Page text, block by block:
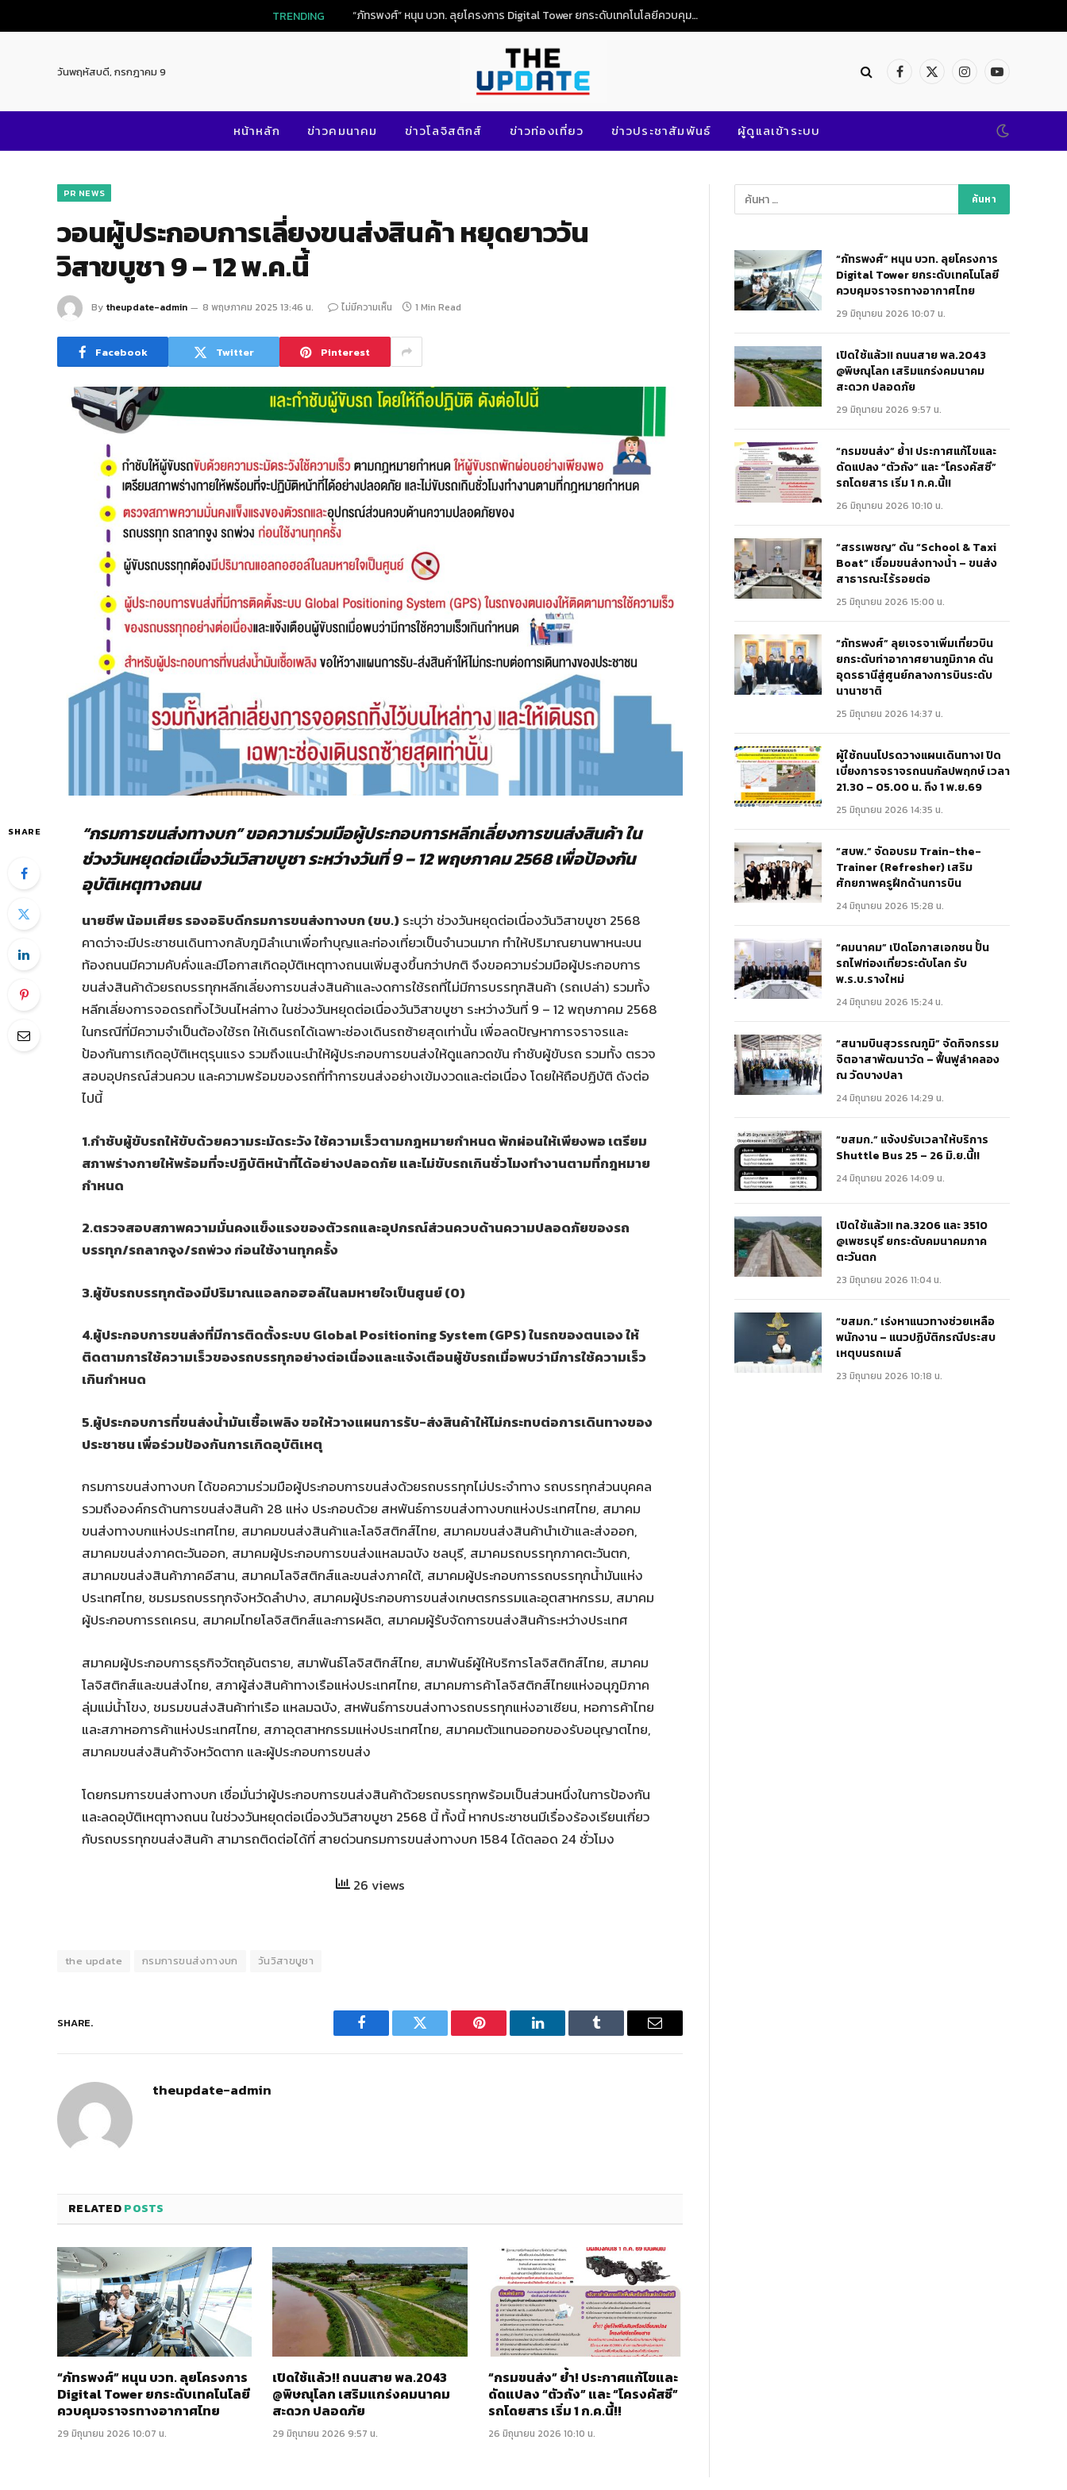
TRENDING “ภัทรพงศ์” หนุน บวท. ลุยโครงการ Digital Tower ยกระดับเทคโนโลยีควบคุมจราจรทางอากาศไทย
วันพฤหัสบดี, กรกฎาคม 9 Facebook
X
InstagramYouTube
หน้าหลัก ข่าวคมนาคม ข่าวโลจิสติกส์ ข่าวท่องเที่ยว ข่าวประชาสัมพันธ์ ผู้ดูแลเข้าระบบ
PR NEWS
วอนผู้ประกอบการเลี่ยงขนส่งสินค้า หยุดยาววัน
วิสาขบูชา 9 – 12 พ.ค.นี้
By theupdate-admin 8 พฤษภาคม 2025 13:46 น. ไม่มีความเห็น 1 Min Read
Facebook Twitter Pinterest
SHARE
“กรมการขนส่งทางบก” ขอความร่วมมือผู้ประกอบการหลีกเลี่ยงการขนส่งสินค้า ใน
ช่วงวันหยุดต่อเนื่องวันวิสาขบูชา ระหว่างวันที่ 9 – 12 พฤษภาคม 2568 เพื่อป้องกัน
อุบัติเหตุทางถนน
นายชีพ น้อมเศียร รองอธิบดีกรมการขนส่งทางบก(ขบ.) ระบุว่า ช่วงวันหยุดต่อเนื่องวันวิสาขบูชา 2568
คาดว่าจะมีประชาชนเดินทางกลับภูมิลำเนาเพื่อทำบุญและท่องเที่ยวเป็นจำนวนมาก ทำให้ปริมาณยานพาหนะบน
ท้องถนนมีความคับคั่งและมีโอกาสเกิดอุบัติเหตุทางถนนเพิ่มสูงขึ้นกว่าปกติ จึงขอความร่วมมือผู้ประกอบการ
ขนส่งสินค้าด้วยรถบรรทุกหลีกเลี่ยงการขนส่งสินค้าและงดการใช้รถที่ไม่มีการบรรทุกสินค้า (รถเปล่า) รวมทั้ง
หลีกเลี่ยงการจอดรถทิ้งไว้บนไหล่ทาง ในช่วงวันหยุดต่อเนื่องวันวิสาขบูชา ระหว่างวันที่ 9 – 12 พฤษภาคม 2568
ในกรณีที่มีความจำเป็นต้องใช้รถ ให้เดินรถได้เฉพาะช่องเดินรถซ้ายสุดเท่านั้น เพื่อลดปัญหาการจราจรและ
ป้องกันการเกิดอุบัติเหตุรุนแรง รวมถึงแนะนำให้ผู้ประกอบการขนส่งให้ดูแลกวดขัน กำชับผู้ขับรถ รวมทั้ง ตรวจ
สอบอุปกรณ์ส่วนควบ และความพร้อมของรถที่ทำการขนส่งอย่างเข้มงวดและต่อเนื่อง โดยให้ถือปฏิบัติ ดังต่อ
ไปนี้
1.กำชับผู้ขับรถให้ขับด้วยความระมัดระวัง ใช้ความเร็วตามกฎหมายกำหนด พักผ่อนให้เพียงพอ เตรียม
สภาพร่างกายให้พร้อมที่จะปฏิบัติหน้าที่ได้อย่างปลอดภัย และไม่ขับรถเกินชั่วโมงทำงานตามที่กฎหมาย
กำหนด
2.ตรวจสอบสภาพความมั่นคงแข็งแรงของตัวรถและอุปกรณ์ส่วนควบด้านความปลอดภัยของรถ
บรรทุก/รถลากจูง/รถพ่วง ก่อนใช้งานทุกครั้ง
3.ผู้ขับรถบรรทุกต้องมีปริมาณแอลกอฮอล์ในลมหายใจเป็นศูนย์ (0)
4.ผู้ประกอบการขนส่งที่มีการติดตั้งระบบ Global Positioning System (GPS) ในรถของตนเอง ให้
ติดตามการใช้ความเร็วของรถบรรทุกอย่างต่อเนื่องและแจ้งเตือนผู้ขับรถเมื่อพบว่ามีการใช้ความเร็ว
เกินกำหนด
5.ผู้ประกอบการที่ขนส่งน้ำมันเชื้อเพลิง ขอให้วางแผนการรับ-ส่งสินค้าให้ไม่กระทบต่อการเดินทางของ
ประชาชน เพื่อร่วมป้องกันการเกิดอุบัติเหตุ
กรมการขนส่งทางบก ได้ขอความร่วมมือผู้ประกอบการขนส่งด้วยรถบรรทุกไม่ประจำทาง รถบรรทุกส่วนบุคคล
รวมถึงองค์กรด้านการขนส่งสินค้า 28 แห่ง ประกอบด้วย สหพันธ์การขนส่งทางบกแห่งประเทศไทย, สมาคม
ขนส่งทางบกแห่งประเทศไทย, สมาคมขนส่งสินค้าและโลจิสติกส์ไทย, สมาคมขนส่งสินค้านำเข้าและส่งออก,
สมาคมขนส่งภาคตะวันออก, สมาคมผู้ประกอบการขนส่งแหลมฉบัง ชลบุรี, สมาคมรถบรรทุกภาคตะวันตก,
สมาคมขนส่งสินค้าภาคอีสาน, สมาคมโลจิสติกส์และขนส่งภาคใต้, สมาคมผู้ประกอบการรถบรรทุกน้ำมันแห่ง
ประเทศไทย, ชมรมรถบรรทุกจังหวัดลำปาง, สมาคมผู้ประกอบการขนส่งเกษตรกรรมและอุตสาหกรรม, สมาคม
ผู้ประกอบการรถเครน, สมาคมไทยโลจิสติกส์และการผลิต, สมาคมผู้รับจัดการขนส่งสินค้าระหว่างประเทศ
สมาคมผู้ประกอบการธุรกิจวัตถุอันตราย, สมาพันธ์โลจิสติกส์ไทย, สมาพันธ์ผู้ให้บริการโลจิสติกส์ไทย, สมาคม
โลจิสติกส์และขนส่งไทย, สภาผู้ส่งสินค้าทางเรือแห่งประเทศไทย, สมาคมการค้าโลจิสติกส์ไทยแห่งอนุภูมิภาค
ลุ่มแม่น้ำโขง, ชมรมขนส่งสินค้าท่าเรือ แหลมฉบัง, สหพันธ์การขนส่งทางรถบรรทุกแห่งอาเซียน, หอการค้าไทย
และสภาหอการค้าแห่งประเทศไทย, สภาอุตสาหกรรมแห่งประเทศไทย, สมาคมตัวแทนออกของรับอนุญาตไทย,
สมาคมขนส่งสินค้าจังหวัดตาก และผู้ประกอบการขนส่ง
โดยกรมการขนส่งทางบก เชื่อมั่นว่าผู้ประกอบการขนส่งสินค้าด้วยรถบรรทุกพร้อมเป็นส่วนหนึ่งในการป้องกัน
และลดอุบัติเหตุทางถนน ในช่วงวันหยุดต่อเนื่องวันวิสาขบูชา 2568 นี้ ทั้งนี้ หากประชาชนมีเรื่องร้องเรียนเกี่ยว
กับรถบรรทุกขนส่งสินค้า สามารถติดต่อได้ที่ สายด่วนกรมการขนส่งทางบก 1584 ได้ตลอด 24 ชั่วโมง
26 views
the update กรมการขนส่งทางบก วันวิสาขบูชา
SHARE.
Facebook Twitter Pinterest LinkedIn Tumblr Email
theupdate-admin
RELATEDPOSTS
“ภัทรพงศ์” หนุน บวท. ลุยโครงการ
Digital Tower ยกระดับเทคโนโลยี
ควบคุมจราจรทางอากาศไทย
29 มิถุนายน 2026 10:07 น.
เปิดใช้แล้ว!! ถนนสาย พล.2043
@พิษณุโลก เสริมแกร่งคมนาคม
สะดวก ปลอดภัย
29 มิถุนายน 2026 9:57 น.
“กรมขนส่ง” ย้ำ! ประกาศแก้ไขและ
ดัดแปลง “ตัวถัง” และ “โครงคัสซี”
รถโดยสาร เริ่ม 1 ก.ค.นี้!!
26 มิถุนายน 2026 10:10 น.
“ภัทรพงศ์” หนุน บวท. ลุยโครงการ
Digital Tower ยกระดับเทคโนโลยี
ควบคุมจราจรทางอากาศไทย
29 มิถุนายน 2026 10:07 น.
เปิดใช้แล้ว!! ถนนสาย พล.2043
@พิษณุโลก เสริมแกร่งคมนาคม
สะดวก ปลอดภัย
29 มิถุนายน 2026 9:57 น.
“กรมขนส่ง” ย้ำ! ประกาศแก้ไขและ
ดัดแปลง “ตัวถัง” และ “โครงคัสซี”
รถโดยสาร เริ่ม 1 ก.ค.นี้!!
26 มิถุนายน 2026 10:10 น.
“สรรเพชญ” ดัน “School & Taxi
Boat” เชื่อมขนส่งทางน้ำ – ขนส่ง
สาธารณะไร้รอยต่อ
25 มิถุนายน 2026 15:00 น.
“ภัทรพงศ์” ลุยเจรจาเพิ่มเที่ยวบิน
ยกระดับท่าอากาศยานภูมิภาค ดัน
อุดรธานีสู่ศูนย์กลางการบินระดับ
นานาชาติ
25 มิถุนายน 2026 14:37 น.
ผู้ใช้ถนนโปรดวางแผนเดินทาง! ปิด
เบี่ยงการจราจรถนนกัลปพฤกษ์ เวลา
21.30 – 05.00 น. ถึง 1 พ.ย.69
25 มิถุนายน 2026 14:35 น.
“สบพ.” จัดอบรม Train-the-
Trainer (Refresher) เสริม
ศักยภาพครูฝึกด้านการบิน
24 มิถุนายน 2026 15:28 น.
“คมนาคม” เปิดโอกาสเอกชน ปั้น
รถไฟท่องเที่ยวระดับโลก รับ
พ.ร.บ.รางใหม่
24 มิถุนายน 2026 15:24 น.
“สนามบินสุวรรณภูมิ” จัดกิจกรรม
จิตอาสาพัฒนาวัด – ฟื้นฟูลำคลอง
ณ วัดบางปลา
24 มิถุนายน 2026 14:29 น.
“ขสมก.” แจ้งปรับเวลาให้บริการ
Shuttle Bus 25 – 26 มิ.ย.นี้!!
24 มิถุนายน 2026 14:09 น.
เปิดใช้แล้ว!! ทล.3206 และ 3510
@เพชรบุรี ยกระดับคมนาคมภาค
ตะวันตก
23 มิถุนายน 2026 11:04 น.
“ขสมก.” เร่งหาแนวทางช่วยเหลือ
พนักงาน – แนวปฏิบัติกรณีประสบ
เหตุบนรถเมล์
23 มิถุนายน 2026 10:18 น.